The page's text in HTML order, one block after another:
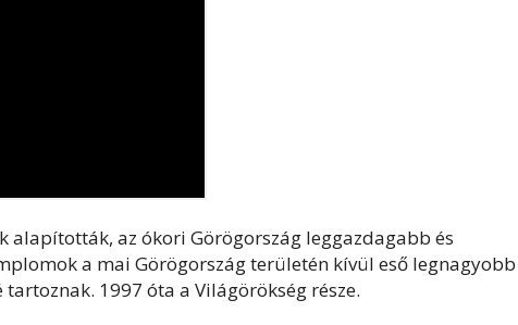
alapították, az ókori Görögország leggazdagabb és
a mai Görögország területén kívül eső legnagyobb
1997 óta a Világörökség része.